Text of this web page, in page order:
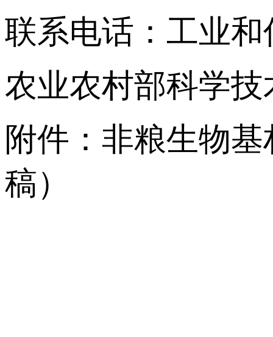
联系电话：工业
农业农村部科
附件：非粮生物
稿）